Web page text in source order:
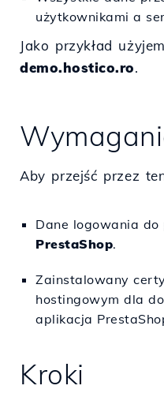
użytkownikami a
Jako przykład
demo.hostico.ro.
Aby przejść przez
Dane logowania
PrestaShop.
Zainstalowany
hostingowym dla
aplikacja
Kroki